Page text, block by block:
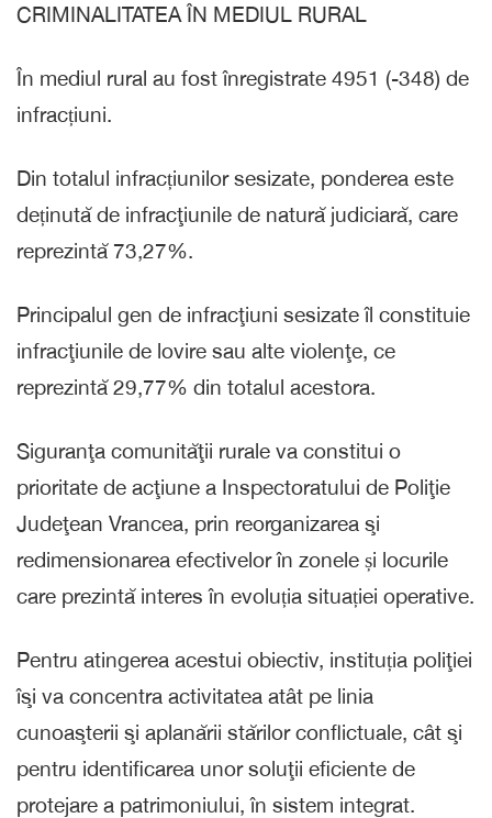
CRIMINALITATEA ÎN MEDIUL RURAL
În mediul rural au fost înregistrate 4951 (-348) de
infracțiuni.
Din totalul infracțiunilor sesizate, ponderea este
deținută de infracţiunile de natură judiciară, care
reprezintă 73,27%.
Principalul gen de infracţiuni sesizate îl constituie
infracţiunile de lovire sau alte violenţe, ce
reprezintă 29,77% din totalul acestora.
Siguranţa comunităţii rurale va constitui o
prioritate de acţiune a Inspectoratului de Poliţie
Judeţean Vrancea, prin reorganizarea şi
redimensionarea efectivelor în zonele și locurile
care prezintă interes în evoluția situației operative.
Pentru atingerea acestui obiectiv, instituția poliţiei
îşi va concentra activitatea atât pe linia
cunoaşterii şi aplanării stărilor conflictuale, cât şi
pentru identificarea unor soluţii eficiente de
protejare a patrimoniului, în sistem integrat.